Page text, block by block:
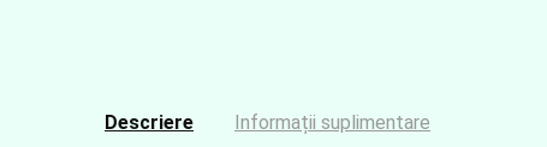
Descriere Informații suplimentare